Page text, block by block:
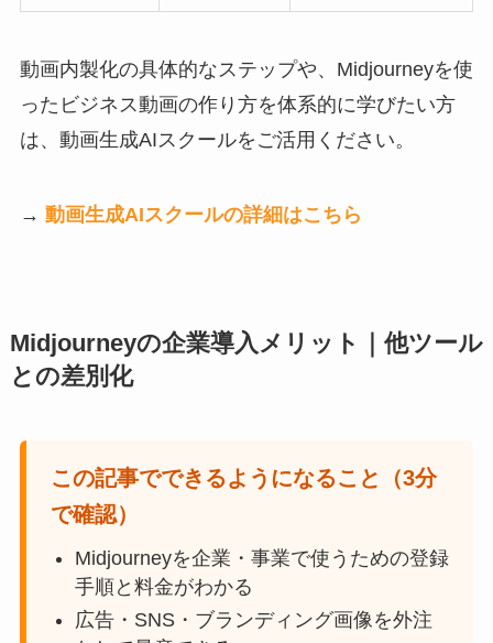
動画内製化の具体的なステップや、Midjourneyを使
ったビジネス動画の作り方を体系的に学びたい方
は、動画生成AIスクールをご活用ください。
→ 動画生成AIスクールの詳細はこちら
Midjourneyの企業導入メリット｜他ツール
との差別化
この記事でできるようになること（3分
で確認）
Midjourneyを企業・事業で使うための登録
手順と料金がわかる
広告・SNS・ブランディング画像を外注